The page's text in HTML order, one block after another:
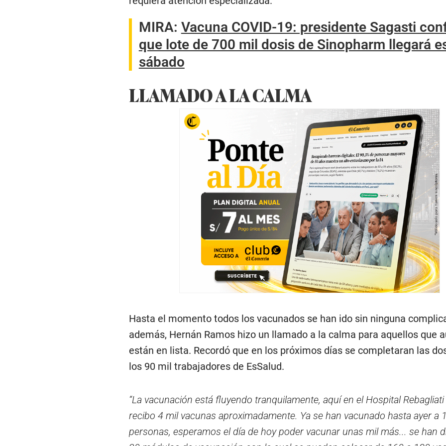
MIRA: Vacuna COVID-19: presidente Sagasti
que lote de 700 mil dosis de Sinopharm llegará
sábado
LLAMADO A LA CALMA
Hasta el momento todos los vacunados se han ido sin ninguna
además, Hernán Ramos hizo un llamado a la calma para aquellos que
están en lista. Recordó que en los próximos días se completaran las
los 90 mil trabajadores de EsSalud.
“La vacunación está fluyendo tranquilamente, aquí en el Hospital
recibo 4 mil vacunas aproximadamente. Ya se han vacunado hasta ayer a
personas, esperamos el día de hoy poder vacunar unas mil más... se han